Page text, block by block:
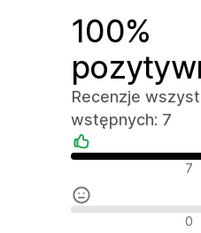
100%
Recenzje
wstępnych: 7
Pozytywne 7
Neutralne recenzje
0